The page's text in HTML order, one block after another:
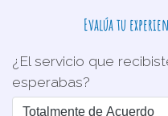
Evalúa tu
¿El servicio que
esperabas?